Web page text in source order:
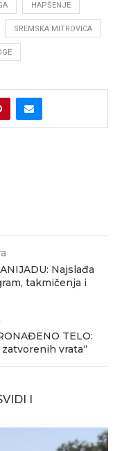
HAPŠENJE
SREMSKA MITROVICA
Najslađa
takmičenja i
TELO:
vrata“
I